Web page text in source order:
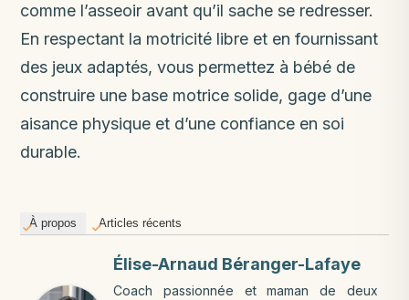
comme l’asseoir avant qu’il sache se redresser.
En respectant la motricité libre et en fournissant
des jeux adaptés, vous permettez à bébé de
construire une base motrice solide, gage d’une
aisance physique et d’une confiance en soi
durable.
À propos Articles récents
Élise-Arnaud Béranger-Lafaye
Coach passionnée et maman de deux